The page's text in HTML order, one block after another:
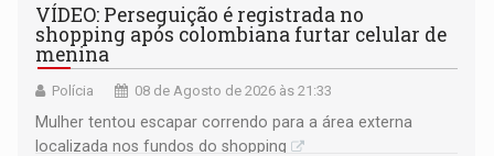
VÍDEO: Perseguição é registrada no
shopping após colombiana furtar celular de
menina
Polícia 08 de Agosto de 2026 às 21:33
Mulher tentou escapar correndo para a área externa
localizada nos fundos do shopping